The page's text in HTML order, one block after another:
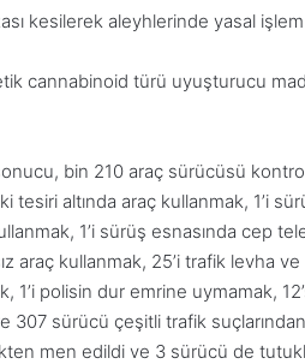
kesilerek aleyhlerinde yasal işlem
cannabinoid türü uyuşturucu
bin 210 araç sürücüsü
tesiri altında araç kullanmak, 1’i
1’i sürüş esnasında cep
araç kullanmak, 25’i trafik levha
1’i polisin dur emrine uymamak,
307 sürücü çeşitli trafik
men edildi ve 3 sürücü de